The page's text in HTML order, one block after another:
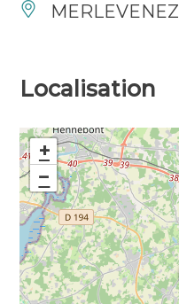
MERLEVENEZ
Localisation
+
−